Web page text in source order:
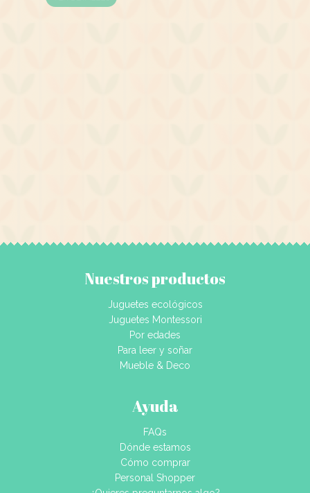
Nuestros productos
Juguetes ecológicos
Juguetes Montessori
Por edades
Para leer y soñar
Mueble & Deco
Ayuda
FAQs
Dónde estamos
Cómo comprar
Personal Shopper